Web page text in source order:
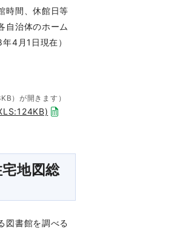
時間、休館日等
自治体のホーム
4月1日現在）
）が開きます）
地図総
図書館を調べる